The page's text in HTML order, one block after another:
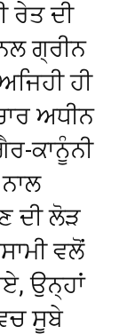
ਰੇਤ ਦੀ
ਗ੍ਰੀਨ
ਹੀ
ਅਧੀਨ
ਕਾਨੂੰਨੀ
ਦੀ ਲੋੜ
ਵਲੋਂ
ਉਨ੍ਹਾਂ
ਸੂਬੇ